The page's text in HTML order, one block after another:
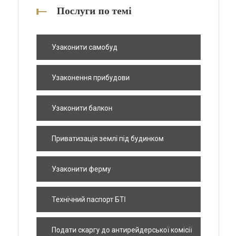
Послуги по темі
Узаконити самобуд
Узаконення прибудови
Узаконити балкон
Приватизація землі під будинком
Узаконити ферму
Технічний паспорт БТІ
Подати скаргу до антирейдерської комісії